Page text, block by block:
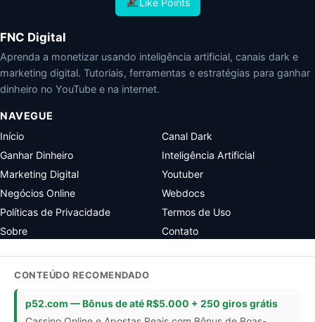
FNC Digital
Aprenda a monetizar usando inteligência artificial, canais dark e
marketing digital. Tutoriais, ferramentas e estratégias para ganhar
dinheiro no YouTube e na internet.
NAVEGUE
Início
Canal Dark
Ganhar Dinheiro
Inteligência Artificial
Marketing Digital
Youtuber
Negócios Online
Webdocs
Políticas de Privacidade
Termos de Uso
Sobre
Contato
CONTEÚDO RECOMENDADO
p52.com — Bônus de até R$5.000 + 250 giros grátis